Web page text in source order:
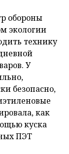
обороны
экологии
технику
У
безопасно,
как
куска
ПЭТ